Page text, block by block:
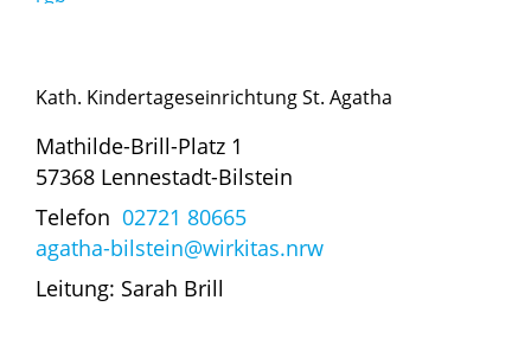
Kath. Kindertageseinrichtung St. Agatha
Mathilde-Brill-Platz 1
57368 Lennestadt-Bilstein
Telefon 02721 80665
agatha-bilstein@wirkitas.nrw
Leitung: Sarah Brill